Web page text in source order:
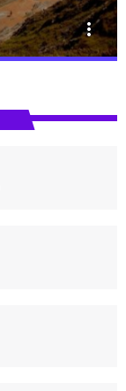
more_vert